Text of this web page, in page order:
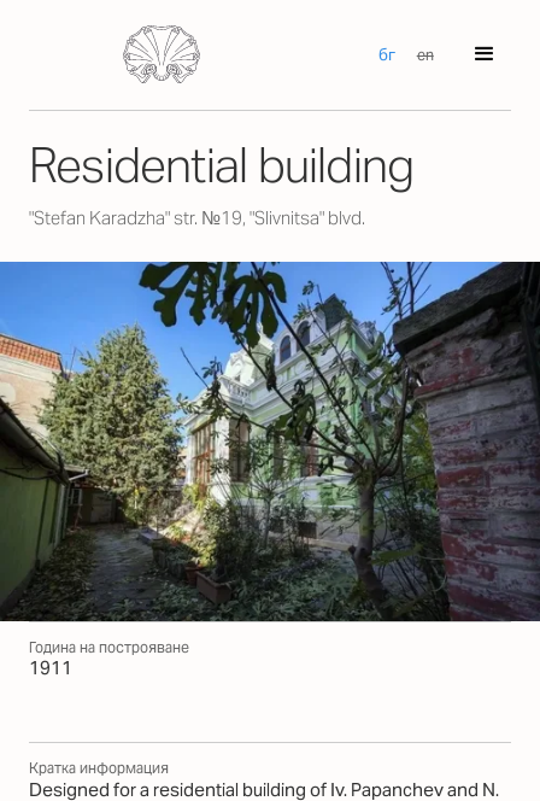
бг en
Residential building
"Stefan Karadzha" str. №19, "Slivnitsa" blvd.
Година на построяване
1911
Кратка информация
Designed for a residential building of Iv. Papanchev and N.